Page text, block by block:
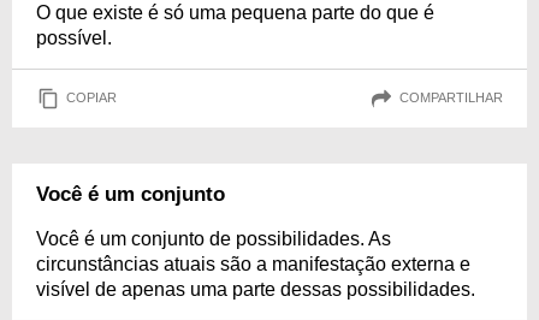
O que existe é só uma pequena parte do que é
possível.
COPIAR COMPARTILHAR
Você é um conjunto
Você é um conjunto de possibilidades. As
circunstâncias atuais são a manifestação externa e
visível de apenas uma parte dessas possibilidades.